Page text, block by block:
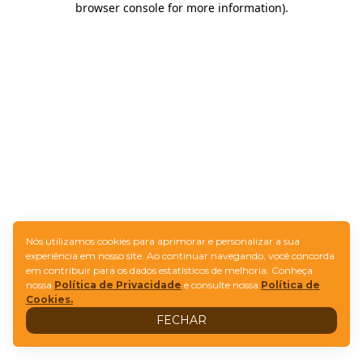
browser console for more information).
Nós utilizamos cookies para aprimorar e personalizar a sua
experiência em nosso site. Ao continuar navegando, você concorda
em contribuir para os dados estatísticos de melhoria. Conheça
nossa Política de Privacidade e consulte nossa Política de
Cookies.
FECHAR